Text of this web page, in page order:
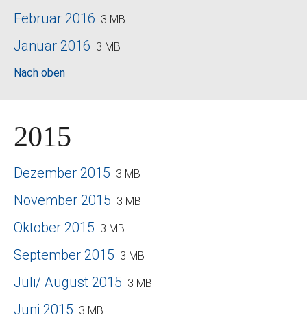
Februar 2016 3 MB
Januar 2016 3 MB
Nach oben
2015
Dezember 2015 3 MB
November 2015 3 MB
Oktober 2015 3 MB
September 2015 3 MB
Juli/ August 2015 3 MB
Juni 2015 3 MB